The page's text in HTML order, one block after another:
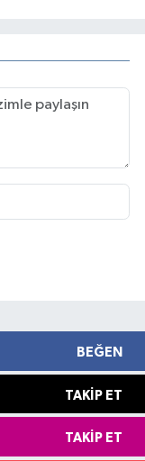
BEĞEN
TAKIP ET
TAKIP ET